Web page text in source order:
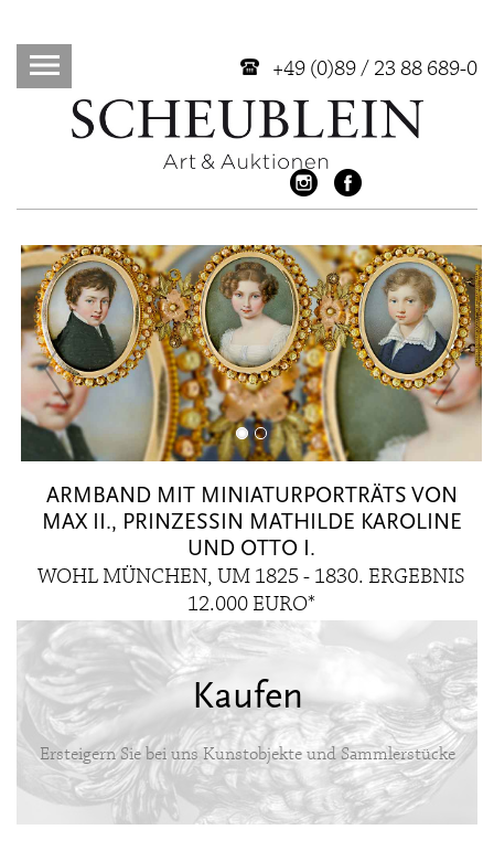
+49 (0)89 / 23 88 689-0
ARMBAND MIT MINIATURPORTRÄTS VON
MAX II., PRINZESSIN MATHILDE KAROLINE
UND OTTO I.
WOHL MÜNCHEN, UM 1825 - 1830. ERGEBNIS
12.000 EURO*
ARMBAND MIT MINIATURBILDNIS VON
CAROLINA AUGUSTA VON BAYERN
UM 1830/1840. ERGEBNIS 16.500 EURO*
Previous
Next
Kaufen
Ersteigern Sie bei uns Kunstobjekte und Sammlerstücke